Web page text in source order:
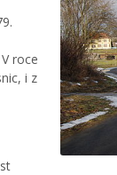
roce
i z